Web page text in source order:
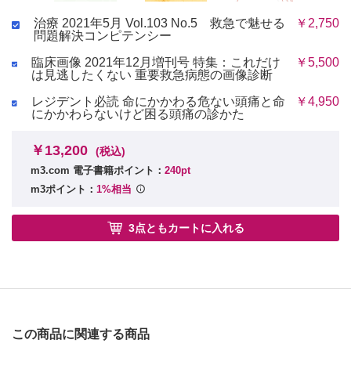
治療 2021年5月 Vol.103 No.5 救急で魅せる
問題解決コンピテンシー
￥2,750
臨床画像 2021年12月増刊号 特集：これだけ
は見逃したくない 重要救急病態の画像診断
￥5,500
レジデント必読 命にかかわる危ない頭痛と命
にかかわらないけど困る頭痛の診かた
￥4,950
￥13,200 (税込)
m3.com 電子書籍ポイント： 240pt
m3ポイント： 1%相当
3点ともカートに入れる
この商品に関連する商品